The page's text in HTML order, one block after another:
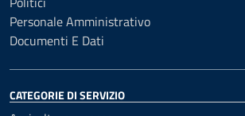
Personale Amministrativo
Documenti E Dati
CATEGORIE DI SERVIZIO